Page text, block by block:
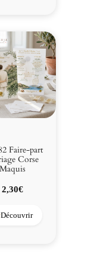
Faire-part
Corse
Maquis
2,30€
Découvrir